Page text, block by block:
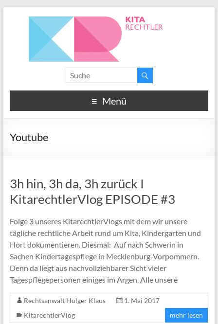
Menü
Youtube
3h hin, 3h da, 3h zurück I
KitarechtlerVlog EPISODE #3
Folge 3 unseres KitarechtlerVlogs mit dem wir unsere
tägliche rechtliche Arbeit rund um Kita, Kindergarten und
Hort dokumentieren. Diesmal: Auf nach Schwerin in
Sachen Kindertagespflege in Mecklenburg-Vorpommern.
Denn da liegt aus nachvollziehbarer Sicht vieler
Tagespflegepersonen einiges im Argen. Alle unsere
Rechtsanwalt Holger Klaus
1. Mai 2017
KitarechtlerVlog
mehr lesen